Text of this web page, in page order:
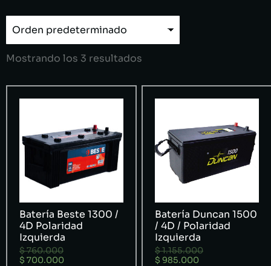
Mostrando los 3 resultados
Batería Beste 1300 /
4D Polaridad
Izquierda
$760.000
$ 700.000
Batería Duncan 1500
/ 4D / Polaridad
Izquierda
$1.155.000
$ 985.000